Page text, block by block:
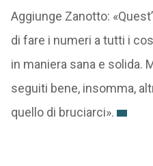
Aggiunge Zanotto:
di fare i numeri a tutti i
in maniera sana e solida.
seguiti bene, insomma,
quello di bruciarci».